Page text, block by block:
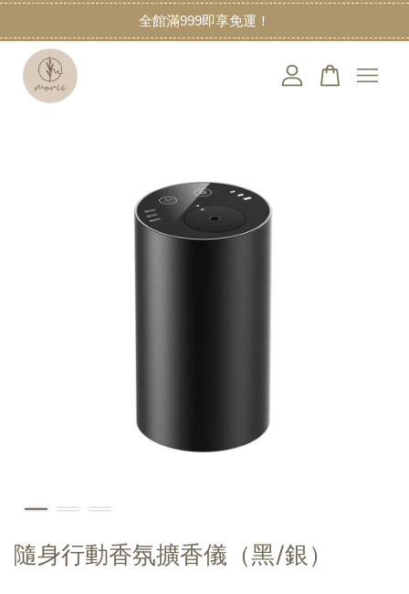
全館滿999即享免運！
隨身行動香氛擴香儀（黑/銀）
您的購物車目前還是空的。